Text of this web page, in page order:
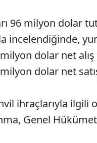
96 milyon dolar
incelendiğinde,
dolar net
dolar net
ihraçlarıyla
Genel